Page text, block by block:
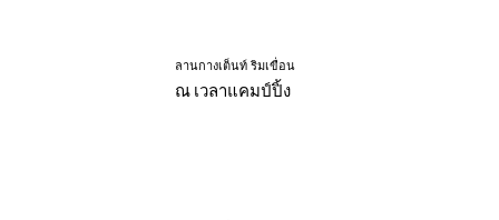
ลานกางเต็นท์ ริมเขื่อน
ณ เวลาแคมป์ปิ้ง